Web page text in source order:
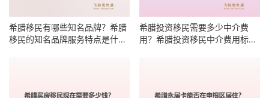
希腊移民有哪些知名品牌？希腊
移民的知名品牌服务特点是什
希腊投资移民需要多少中介费
用？希腊投资移民中介费用标准